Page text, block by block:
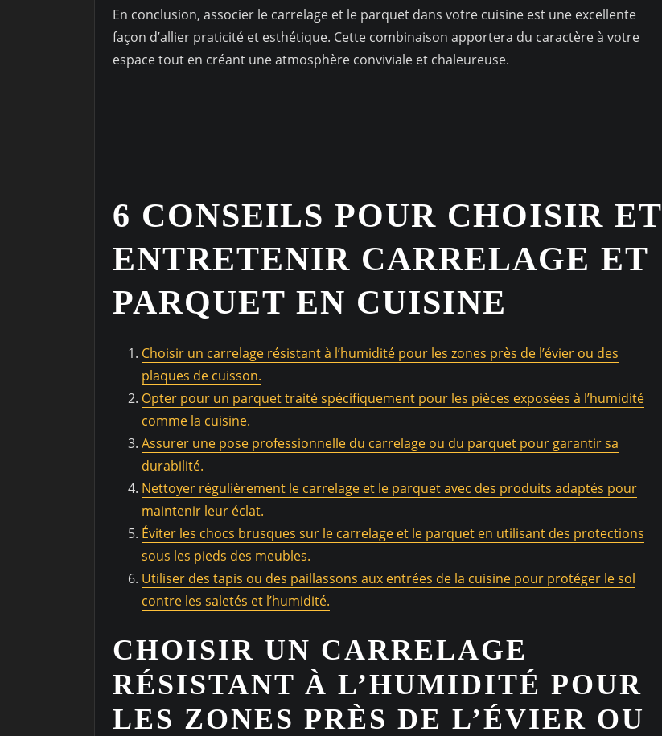
En conclusion, associer le carrelage et le parquet dans votre cuisine est une excellente
façon d’allier praticité et esthétique. Cette combinaison apportera du caractère à votre
espace tout en créant une atmosphère conviviale et chaleureuse.
6 CONSEILS POUR CHOISIR ET
ENTRETENIR CARRELAGE ET
PARQUET EN CUISINE
Choisir un carrelage résistant à l’humidité pour les zones près de l’évier ou des
plaques de cuisson.
Opter pour un parquet traité spécifiquement pour les pièces exposées à l’humidité
comme la cuisine.
Assurer une pose professionnelle du carrelage ou du parquet pour garantir sa
durabilité.
Nettoyer régulièrement le carrelage et le parquet avec des produits adaptés pour
maintenir leur éclat.
Éviter les chocs brusques sur le carrelage et le parquet en utilisant des protections
sous les pieds des meubles.
Utiliser des tapis ou des paillassons aux entrées de la cuisine pour protéger le sol
contre les saletés et l’humidité.
CHOISIR UN CARRELAGE
RÉSISTANT À L’HUMIDITÉ POUR
LES ZONES PRÈS DE L’ÉVIER OU